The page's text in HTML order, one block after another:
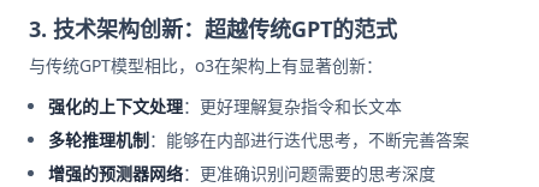
3. 技术架构创新：超越传统GPT的范式
与传统GPT模型相比，o3在架构上有显著创新：
强化的上下文处理：更好理解复杂指令和长文本
多轮推理机制 ：能够在内部进行迭代思考，不断完善答案
增强的预测器网络：更准确识别问题需要的思考深度